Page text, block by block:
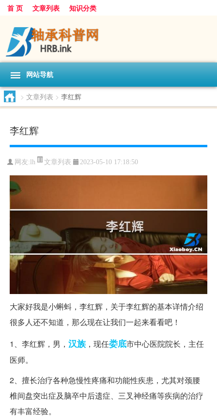
首 页 文章列表 知识分类
网站导航
> 文章列表 > 李红辉
李红辉
网友: lh 文章列表 2023-05-10 17:18:50
大家好我是小蝌蚪，李红辉，关于李红辉的基本详情介绍
很多人还不知道，那么现在让我们一起来看看吧！
1、李红辉，男， 汉族 ，现任娄底市中心医院院长，主任
医师。
2、擅长治疗各种急慢性疼痛和功能性疾患，尤其对颈腰
椎间盘突出症及脑卒中后遗症、三叉神经痛等疾病的治疗
有丰富经验。